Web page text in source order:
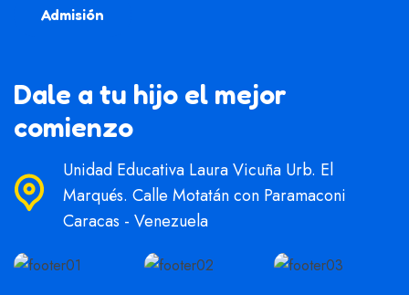
Admisión
Dale a tu hijo el mejor
comienzo
Unidad Educativa Laura Vicuña Urb. El
Marqués. Calle Motatán con Paramaconi
Caracas - Venezuela